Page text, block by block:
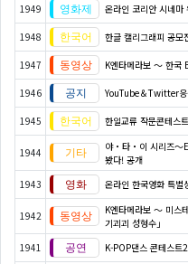
1949 온라인 코리안 시네마
1948 한글 캘리그래피 공모
1947 K엔타메라보 ～ 한국
1946 YouTube＆Twitter응
1945 한일교류 작문콘테스
1944
야・타・이 시리즈
봤다! 공개
1943 온라인 한국영화 특
1942
K엔타메라보 ～ 미스
기괴괴 성형수」
1941 K-POP댄스 콘테스트